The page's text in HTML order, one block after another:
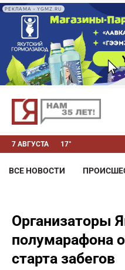
РЕКЛАМА • YGMZ.RU
7 АВГУСТА 17°
ВСЕ НОВОСТИ
Организаторы
полумарафона
старта забегов